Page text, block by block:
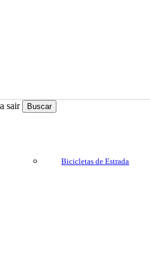
sair Buscar
Bicicletas de Estrada